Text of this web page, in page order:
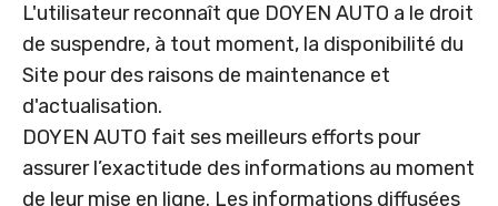
L'utilisateur reconnaît que DOYEN AUTO a le droit
de suspendre, à tout moment, la disponibilité du
Site pour des raisons de maintenance et
d'actualisation.
DOYEN AUTO fait ses meilleurs efforts pour
assurer l’exactitude des informations au moment
de leur mise en ligne. Les informations diffusées